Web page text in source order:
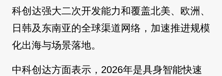
科创达强大二次开发能力和覆盖北美、欧洲、
日韩及东南亚的全球渠道网络，加速推进规模
化出海与场景落地。
中科创达方面表示，2026年是具身智能快速